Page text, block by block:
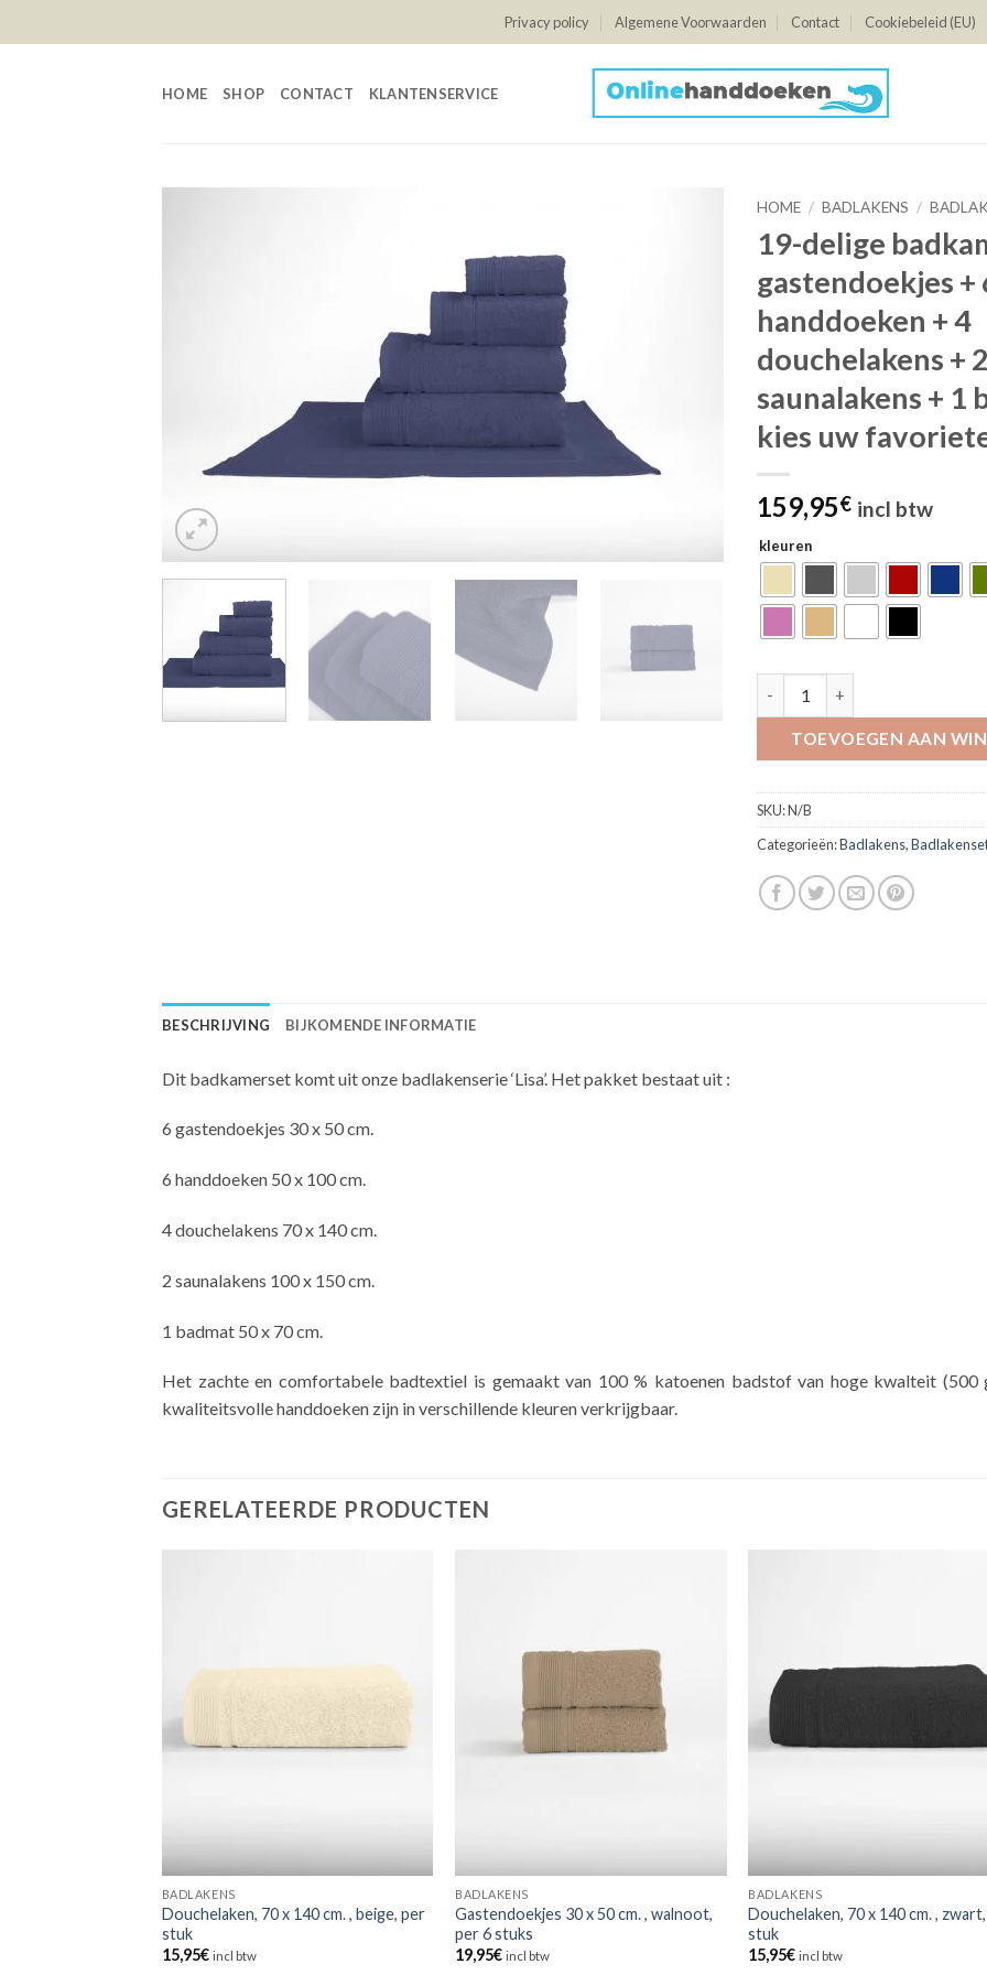
to
Privacy policy Algemene Voorwaarden Contact Cookiebeleid (EU)
HOME SHOP CONTACT KLANTENSERVICE
HOME / BADLAKENS /
19-delige
gastendoekjes +
handdoeken + 4
douchelakens + 2
saunalakens + 1
kies uw
159,95€ incl btw
kleuren
TOEVOEGEN AAN
SKU:N/B
Categorieën:Badlakens,
BESCHRIJVING BIJKOMENDE INFORMATIE
Dit badkamerset komt uit onze badlakenserie ‘Lisa’. Het pakket bestaat uit :
6 gastendoekjes 30 x 50 cm.
6 handdoeken 50 x 100 cm.
4 douchelakens 70 x 140 cm.
2 saunalakens 100 x 150 cm.
1 badmat 50 x 70 cm.
Het zachte en comfortabele badtextiel is gemaakt van 100 % katoenen badstof van hoge kwalteit
kwaliteitsvolle handdoeken zijn in verschillende kleuren verkrijgbaar.
GERELATEERDE PRODUCTEN
BADLAKENS
Douchelaken, 70 x 140 cm. , beige, per
stuk
15,95€ incl btw
BADLAKENS
Gastendoekjes 30 x 50 cm. , walnoot,
per 6 stuks
19,95€ incl btw
BADLAKENS
Douchelaken, 70 x 140 cm. ,
stuk
15,95€ incl btw